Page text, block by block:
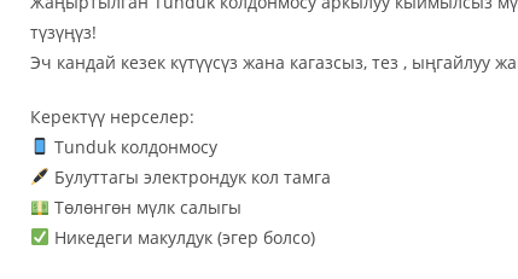
түзүңүз!
Эч кандай кезек күтүүсүз жана кагазсыз, тез , ыңгайлуу
Керектүү нерселер:
Tunduk колдонмосу
Булуттагы электрондук кол тамга
Төлөнгөн мүлк салыгы
Никедеги макулдук (эгер болсо)